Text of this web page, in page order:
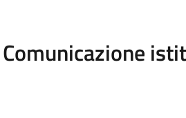
Comunicazione